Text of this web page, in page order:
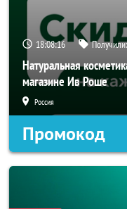
18:08:16
Натуральная
магазине Ив Роше
Россия
Промокод